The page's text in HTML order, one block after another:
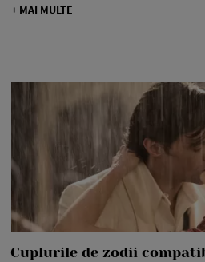
+ MAI MULTE
Cuplurile de zodii